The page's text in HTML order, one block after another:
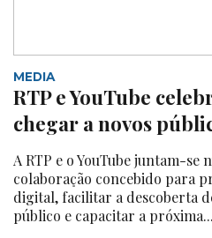
MEDIA
RTP e YouTube
chegar a novos
A RTP e o YouTube juntam-
colaboração concebido para
digital, facilitar a descoberta
público e capacitar a próxima...